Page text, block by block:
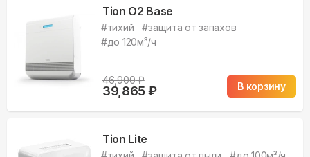
Tion O2 Base
#тихий #защита от запахов
#до 120м³/ч
46,900₽
39,865₽ В корзину
Tion Lite